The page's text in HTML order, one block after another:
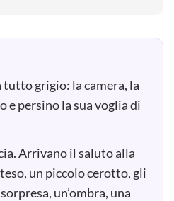
tutto grigio: la camera, la
e persino la sua voglia di
Arrivano il saluto alla
un piccolo cerotto, gli
un’ombra, una